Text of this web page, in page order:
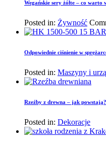
Wegańskie sery żółte – co warto
Posted in: Żywność
Odpowiednie ciśnienie w
Posted in: Maszyny i
Rzeźby z drewna – jak powstają?
Posted in: Dekoracje